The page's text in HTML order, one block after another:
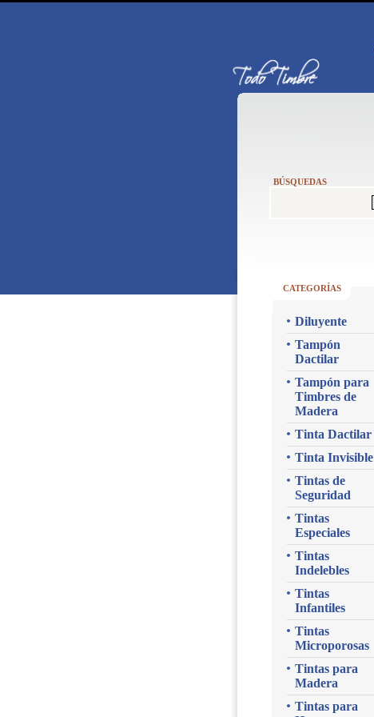
BÚSQUEDAS
CATEGORÍAS
Diluyente
Tampón
Dactilar
Tampón para
Timbres de
Madera
Tinta Dactilar
Tinta Invisible
Tintas de
Seguridad
Tintas
Especiales
Tintas
Indelebles
Tintas
Infantiles
Tintas
Microporosas
Tintas para
Madera
Tintas para